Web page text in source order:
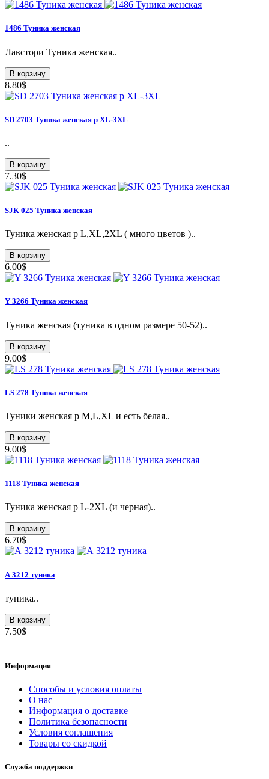
1486 Туникa женская
Лавстори Туникa женская..
В корзину
8.80$
SD 2703 Туникa женская p XL-3XL
..
В корзину
7.30$
SJK 025 Туникa женская
Туникa женская р L,XL,2XL ( много цветов )..
В корзину
6.00$
Y 3266 Туникa женская
Туникa женская (туника в одном размере 50-52)..
В корзину
9.00$
LS 278 Туникa женская
Туники женская p M,L,XL и есть белая..
В корзину
9.00$
1118 Туникa женская
Туникa женская p L-2XL (и черная)..
В корзину
6.70$
А 3212 туника
туника..
В корзину
7.50$
Информация
Способы и условия оплаты
О нас
Информация о доставке
Политика безопасности
Условия соглашения
Товары со скидкой
Служба поддержки